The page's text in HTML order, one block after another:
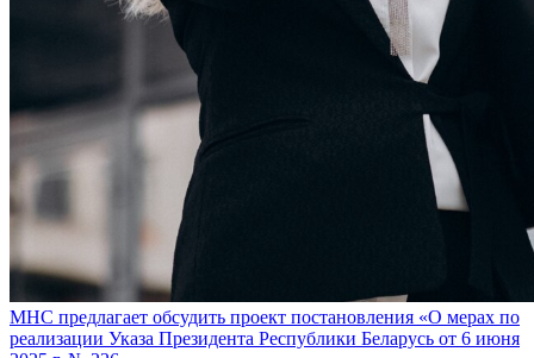
МНС предлагает обсудить проект постановления «О мерах по
реализации Указа Президента Республики Беларусь от 6 июня